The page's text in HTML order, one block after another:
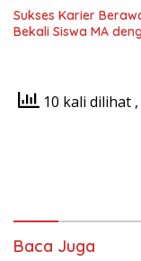
Sukses Karier
Bekali Siswa MA
10 kali dilihat
Baca Juga